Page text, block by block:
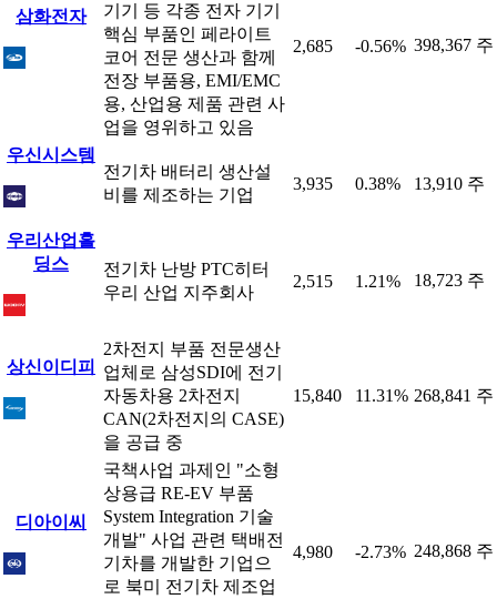
삼화전자
기기 등 각종 전자 기기
핵심 부품인 페라이트
코어 전문 생산과 함께
전장 부품용, EMI/EMC
용, 산업용 제품 관련 사
업을 영위하고 있음
2,685 -0.56% 398,367 주
우신시스템
전기차 배터리 생산설
비를 제조하는 기업
3,935 0.38% 13,910 주
우리산업홀
딩스
전기차 난방 PTC히터
우리 산업 지주회사
2,515 1.21% 18,723 주
상신이디피
2차전지 부품 전문생산
업체로 삼성SDI에 전기
자동차용 2차전지
CAN(2차전지의 CASE)
을 공급 중
15,840 11.31% 268,841 주
디아이씨
국책사업 과제인 "소형
상용급 RE-EV 부품
System Integration 기술
개발" 사업 관련 택배전
기차를 개발한 기업으
로 북미 전기차 제조업
4,980 -2.73% 248,868 주